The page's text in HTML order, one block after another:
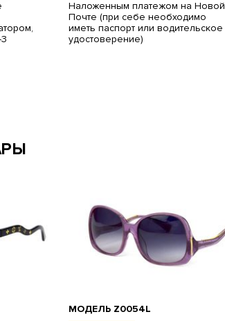
Наложенным платежом на Новой
Почте (при себе необходимо
иметь паспорт или водительское
удостоверение)
МОДЕЛЬ Z0054L